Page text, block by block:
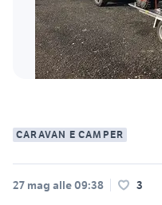
CARAVAN E CAMPER
27 mag alle 09:38 3